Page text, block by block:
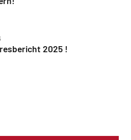
2025 !